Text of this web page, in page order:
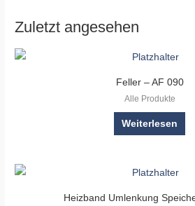
Zuletzt angesehen
Feller – AF 090
Alle Produkte
Weiterlesen
Heizband Umlenkung